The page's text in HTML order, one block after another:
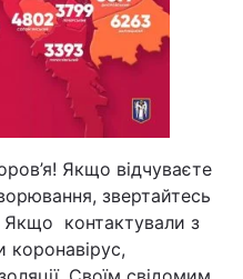
Якщо відчуваєте
звертайтесь
Якщо контактували з
коронавірус,